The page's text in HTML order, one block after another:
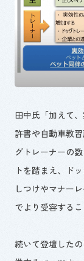
田中氏「加えて
許書や自動車教
グトレーナーの
トを踏まえ、ド
しつけやマナー
でより受容する
続いて登壇した